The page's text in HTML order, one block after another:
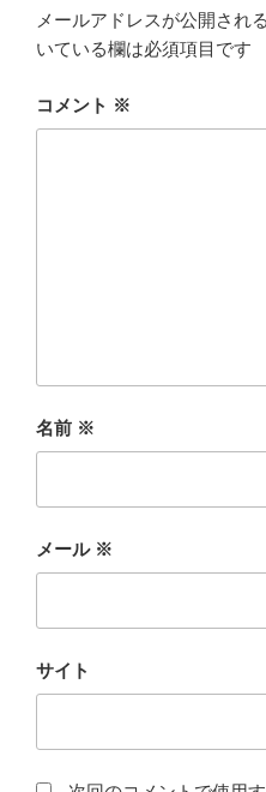
メールアドレスが公開され
いている欄は必須項目です
コメント ※
名前 ※
メール ※
サイト